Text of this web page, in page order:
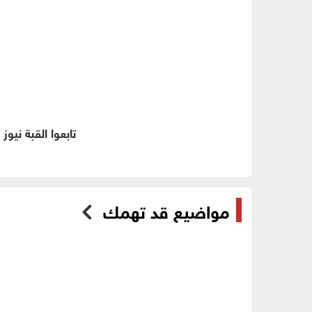
تابعوا القبة
مواضيع قد تهمك